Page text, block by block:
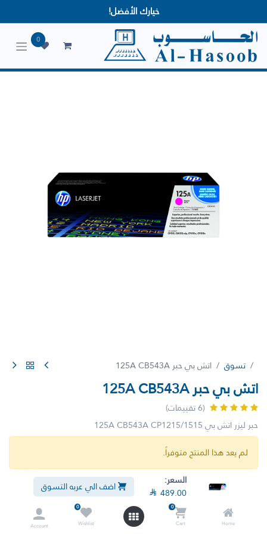
السعر:
 489.00 اضف الي عربه التسوق
Home
0
Cart
0
Wishlist
Account
خيارك الأفضل!
0
تسوق اتش بي حبر 125A CB543A
اتش بي حبر 125A CB543A
(6 تقييمات)
حبر ليزر اتش بي 125A CB543A CP1215/1515
لم يعد هذا المنتج متوفراً.